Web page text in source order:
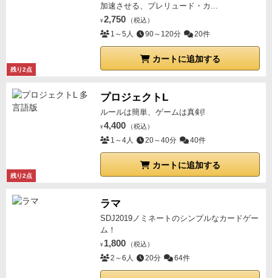
残り2点
加速させる、プレリュード・カ...
¥ 2,750 （税込）
1～5人 90～120分 20件
カートに追加する
残り2点
プロジェクトL
ルールは簡単、ゲームは真剣!
¥ 4,400 （税込）
1～4人 20～40分 40件
カートに追加する
ラマ
SDJ2019ノミネートのシンプルなカードゲー
ム！
¥ 1,800 （税込）
2～6人 20分 64件